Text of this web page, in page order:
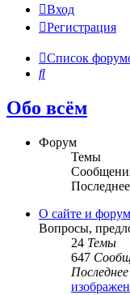
Вход
Регистрация
Список
Поиск
Обо всём
Форум
Темы
О сайте и
Вопросы,
24 Темы
647